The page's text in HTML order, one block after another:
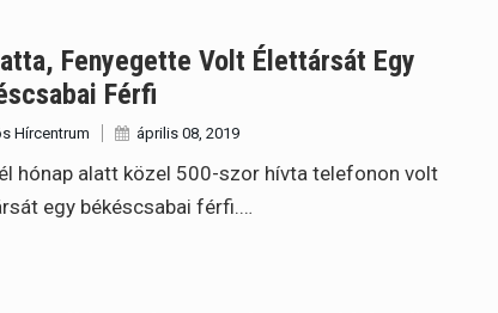
Fenyegette Volt Élettársát Egy
Férfi
Hírcentrum április 08, 2019
hónap alatt közel 500-szor hívta telefonon volt
egy békéscsabai férfi.…